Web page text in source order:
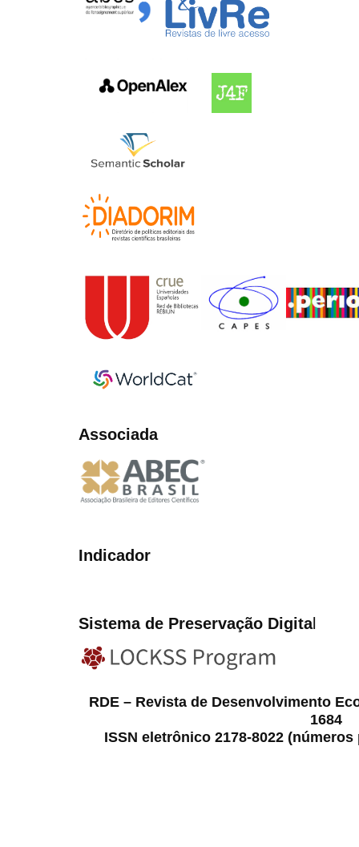
Associada
Indicador
Sistema de Preservação Digital
RDE – Revista de Desenvolvimento
1684
ISSN eletrônico 2178-8022